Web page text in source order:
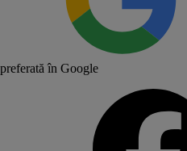
preferată în Google